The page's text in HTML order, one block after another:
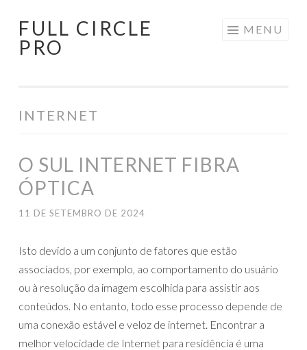
Pular
para
FULL CIRCLE
PRO
MENU
INTERNET
O SUL INTERNET FIBRA
ÓPTICA
11 DE SETEMBRO DE 2024
Isto devido a um conjunto de fatores que estão
associados, por exemplo, ao comportamento do usuário
ou à resolução da imagem escolhida para assistir aos
conteúdos. No entanto, todo esse processo depende de
uma conexão estável e veloz de internet. Encontrar a
melhor velocidade de Internet para residência é uma